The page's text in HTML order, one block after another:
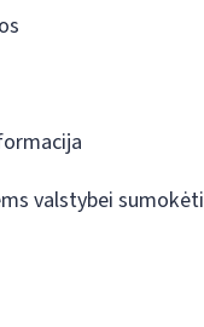
valstybei sumokėti